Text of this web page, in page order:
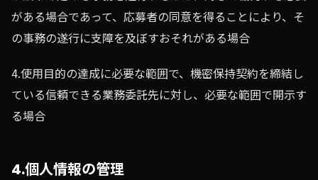
がある場合であって、応募者の同意を得ることにより、そ
の事務の遂行に支障を及ぼすおそれがある場合
4.使用目的の達成に必要な範囲で、機密保持契約を締結し
ている信頼できる業務委託先に対し、必要な範囲で開示す
る場合
4.個人情報の管理